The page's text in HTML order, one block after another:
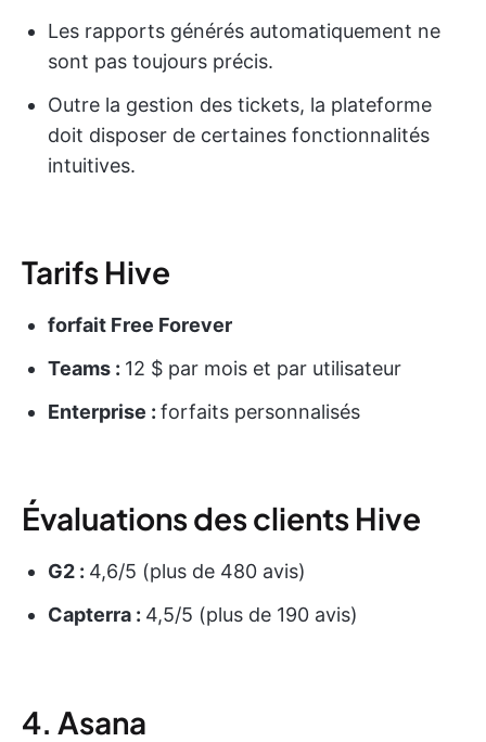
Les rapports générés automatiquement ne
sont pas toujours précis.
Outre la gestion des tickets, la plateforme
doit disposer de certaines fonctionnalités
intuitives.
Tarifs Hive
forfait Free Forever
Teams : 12 $ par mois et par utilisateur
Enterprise : forfaits personnalisés
Évaluations des clients Hive
G2 : 4,6/5 (plus de 480 avis)
Capterra : 4,5/5 (plus de 190 avis)
4. Asana